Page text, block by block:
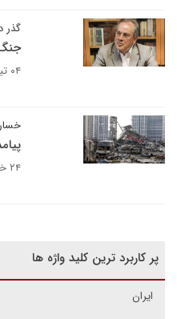
گذر
جنگ
۰۴ تیر ۱۴۰۱
۲۴ خرداد ۱۴۰۱
پر کاربرد ترین کلید واژه ها
ایران